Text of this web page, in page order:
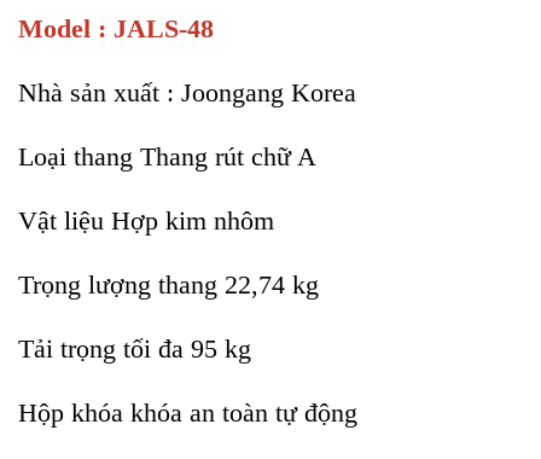
Model : JALS-48
Nhà sản xuất : Joongang Korea
Loại thang Thang rút chữ A
Vật liệu Hợp kim nhôm
Trọng lượng thang 22,74 kg
Tải trọng tối đa 95 kg
Hộp khóa khóa an toàn tự động